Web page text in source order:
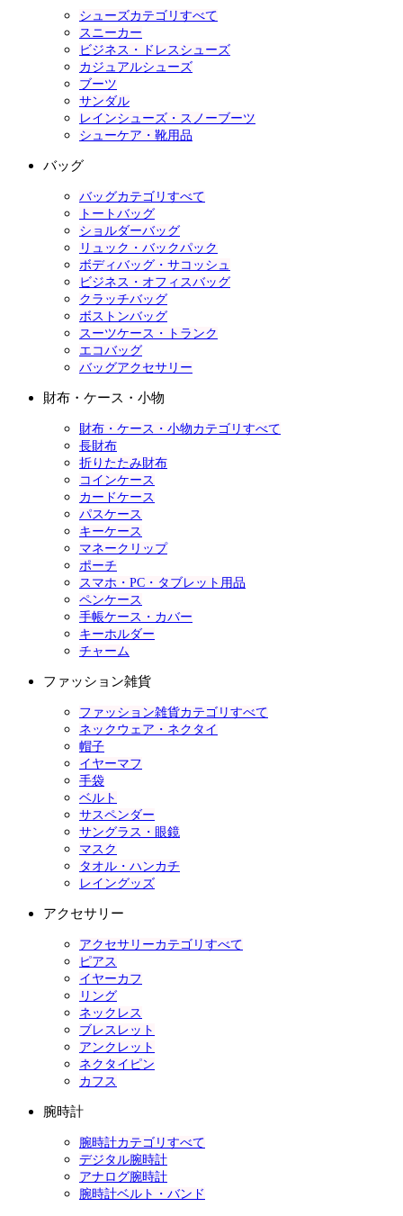
シューズカテゴリすべて
スニーカー
ビジネス・ドレスシューズ
カジュアルシューズ
ブーツ
サンダル
レインシューズ・スノーブーツ
シューケア・靴用品
バッグ
バッグカテゴリすべて
トートバッグ
ショルダーバッグ
リュック・バックパック
ボディバッグ・サコッシュ
ビジネス・オフィスバッグ
クラッチバッグ
ボストンバッグ
スーツケース・トランク
エコバッグ
バッグアクセサリー
財布・ケース・小物
財布・ケース・小物カテゴリすべて
長財布
折りたたみ財布
コインケース
カードケース
パスケース
キーケース
マネークリップ
ポーチ
スマホ・PC・タブレット用品
ペンケース
手帳ケース・カバー
キーホルダー
チャーム
ファッション雑貨
ファッション雑貨カテゴリすべて
ネックウェア・ネクタイ
帽子
イヤーマフ
手袋
ベルト
サスペンダー
サングラス・眼鏡
マスク
タオル・ハンカチ
レイングッズ
アクセサリー
アクセサリーカテゴリすべて
ピアス
イヤーカフ
リング
ネックレス
ブレスレット
アンクレット
ネクタイピン
カフス
腕時計
腕時計カテゴリすべて
デジタル腕時計
アナログ腕時計
腕時計ベルト・バンド